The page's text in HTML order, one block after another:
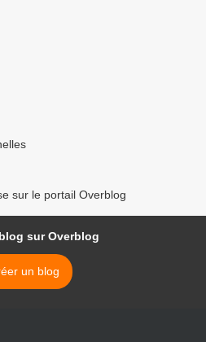
sur le portail Overblog
sur Overblog
un blog